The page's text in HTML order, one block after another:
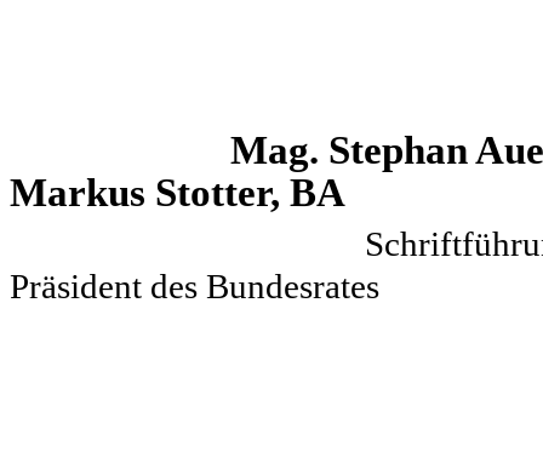
Mag.
Markus Stotter, BA
Präsident des Bundesrates